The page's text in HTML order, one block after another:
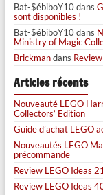
Bat-$ébiboY10dans
sont disponibles !
Bat-$ébiboY10dans
Ministry of Magic
Brickmandans
Articles récents
Nouveauté LEGO
Collectors’ Edition
Guide d’achat LEGO
Nouveautés LEGO
précommande
Review LEGO Ideas
Review LEGO Ideas